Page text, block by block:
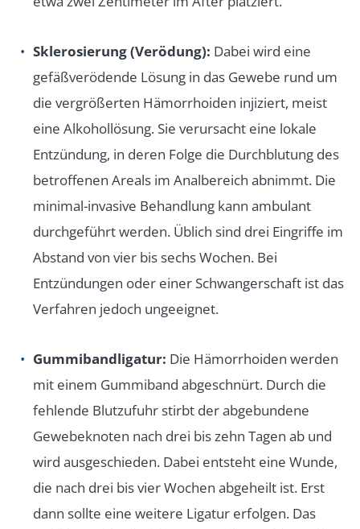
Sklerosierung (Verödung): Dabei wird eine
gefäßverödende Lösung in das Gewebe rund um
die vergrößerten Hämorrhoiden injiziert, meist
eine Alkohollösung. Sie verursacht eine lokale
Entzündung, in deren Folge die Durchblutung des
betroffenen Areals im Analbereich abnimmt. Die
minimal-invasive Behandlung kann ambulant
durchgeführt werden. Üblich sind drei Eingriffe im
Abstand von vier bis sechs Wochen. Bei
Entzündungen oder einer Schwangerschaft ist das
Verfahren jedoch ungeeignet.
Gummibandligatur: Die Hämorrhoiden werden
mit einem Gummiband abgeschnürt. Durch die
fehlende Blutzufuhr stirbt der abgebundene
Gewebeknoten nach drei bis zehn Tagen ab und
wird ausgeschieden. Dabei entsteht eine Wunde,
die nach drei bis vier Wochen abgeheilt ist. Erst
dann sollte eine weitere Ligatur erfolgen. Das